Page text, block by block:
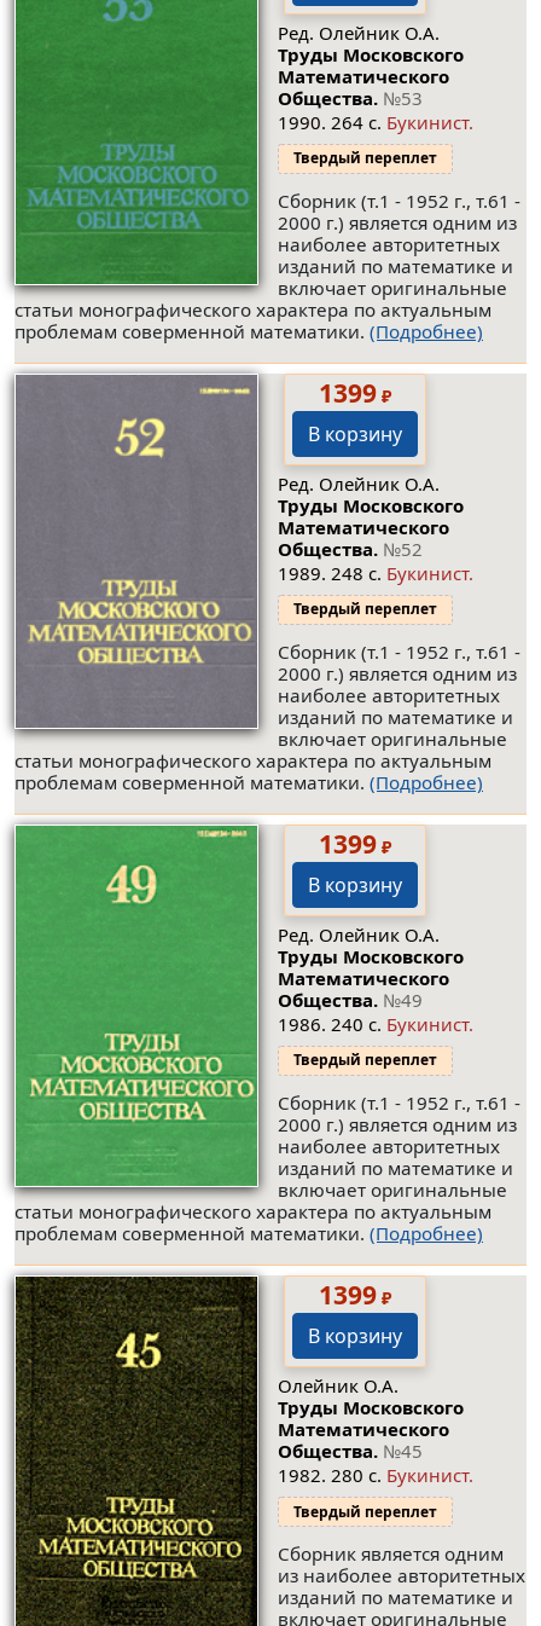
Ред. Олейник О.А.
Труды Московского
Математического
Общества. №53
1990. 264 с. Букинист.
Твердый переплет
Сборник (т.1 - 1952 г., т.61 -
2000 г.) является одним из
наиболее авторитетных
изданий по математике и
включает оригинальные
статьи монографического характера по актуальным
проблемам соверменной математики. (Подробнее)
1399₽
В корзину
Ред. Олейник О.А.
Труды Московского
Математического
Общества. №52
1989. 248 с. Букинист.
Твердый переплет
Сборник (т.1 - 1952 г., т.61 -
2000 г.) является одним из
наиболее авторитетных
изданий по математике и
включает оригинальные
статьи монографического характера по актуальным
проблемам соверменной математики. (Подробнее)
1399₽
В корзину
Ред. Олейник О.А.
Труды Московского
Математического
Общества. №49
1986. 240 с. Букинист.
Твердый переплет
Сборник (т.1 - 1952 г., т.61 -
2000 г.) является одним из
наиболее авторитетных
изданий по математике и
включает оригинальные
статьи монографического характера по актуальным
проблемам соверменной математики. (Подробнее)
1399₽
В корзину
Олейник О.А.
Труды Московского
Математического
Общества. №45
1982. 280 с. Букинист.
Твердый переплет
Сборник является одним
из наиболее авторитетных
изданий по математике и
включает оригинальные